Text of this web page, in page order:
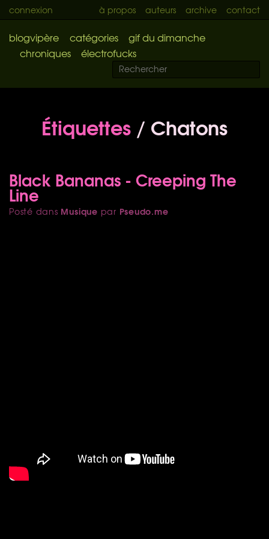
connexion à propos auteurs archive contact
blogvipère catégories
gif du dimanche
chroniques
électrofucks
Étiquettes / Chatons
Black Bananas - Creeping The
Line
Posté dans Musique par Pseudo.me